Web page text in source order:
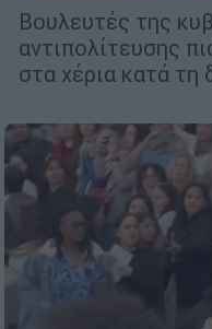
Βουλευτές της
αντιπολίτευσης
στα χέρια κατά τη